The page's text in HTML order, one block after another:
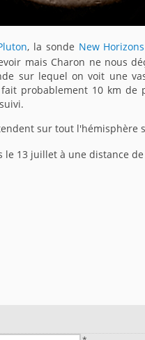
, la sonde New Horizons
mais Charon ne nous
sur lequel on voit une
probablement 10 km
sur tout l'hémisphère
13 juillet à une distance